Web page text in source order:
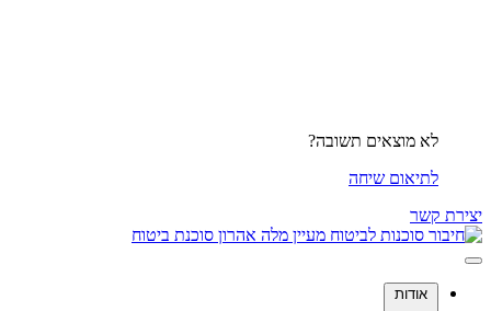
לא מוצאים תשובה?
לתיאום שיחה
יצירת קשר
אודות